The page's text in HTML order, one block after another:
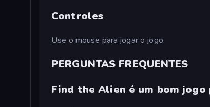
Controles
Use o mouse para jogar o jogo.
PERGUNTAS FREQUENTES
Find the Alien é um bom jogo